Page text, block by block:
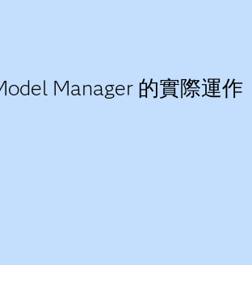
Manager 的實際運作​